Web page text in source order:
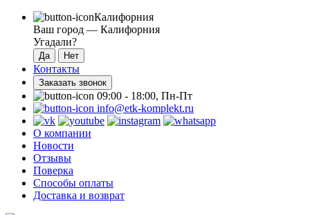
Калифорния
Ваш город — Калифорния
Угадали?
Контакты
Заказать звонок
09:00 - 18:00, Пн-Пт
info@etk-komplekt.ru
О компании
Новости
Отзывы
Поверка
Способы оплаты
Доставка и возврат